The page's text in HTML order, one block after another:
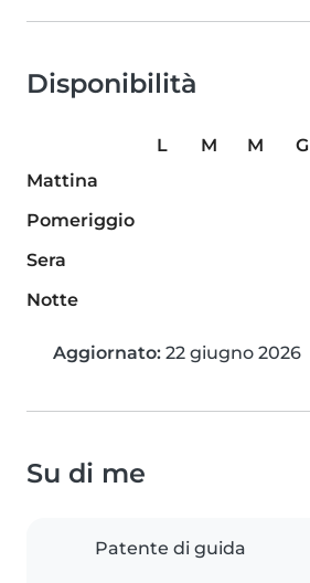
Disponibilità
L M M G
Mattina
Pomeriggio
Sera
Notte
Aggiornato: 22 giugno 2026
Su di me
Patente di guida